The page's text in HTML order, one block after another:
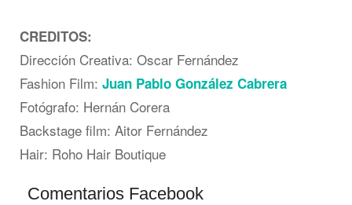
CREDITOS:
Dirección Creativa: Oscar Fernández
Fashion Film: Juan Pablo González Cabrera
Fotógrafo: Hernán Corera
Backstage film: Aitor Fernández
Hair: Roho Hair Boutique
Comentarios Facebook